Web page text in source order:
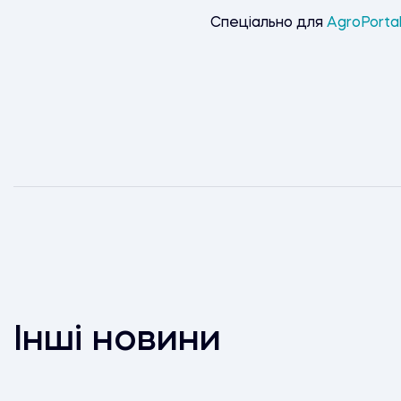
Спеціально для AgroPortal
Інші новини